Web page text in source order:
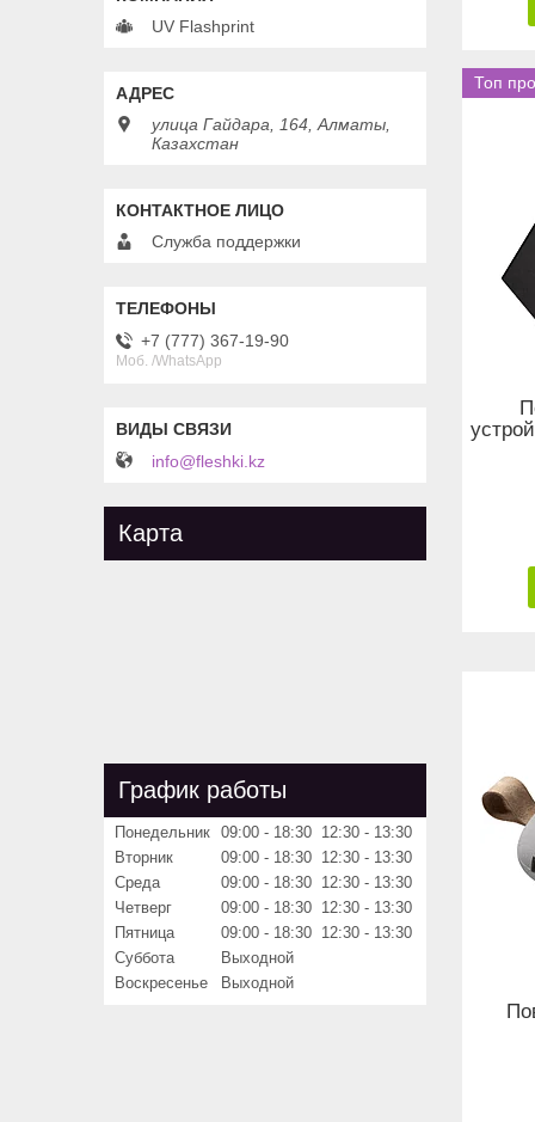
Топ
UV Flashprint
улица Гайдара, 164, Алматы,
Казахстан
Служба поддержки
+7 (777) 367-19-90
Моб. /WhatsApp
info@fleshki.kz
Карта
График работы
Понедельник 09:00 18:30 12:30
13:30
Вторник
09:00 18:30 12:30
13:30
Среда
09:00 18:30 12:30
13:30
Четверг
09:00 18:30 12:30
13:30
Пятница
09:00 18:30 12:30
13:30
Суббота
Выходной
Воскресенье
Выходной